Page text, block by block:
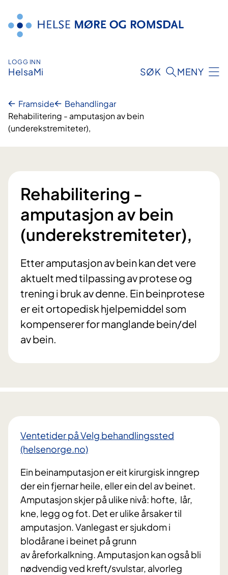
innhald
LOGG INN
HelsaMi SØK MENY
Framside
Behandlingar
Rehabilitering - amputasjon av bein
(underekstremiteter),
Rehabilitering -
amputasjon av bein
(underekstremiteter),
Etter amputasjon av bein kan det vere
aktuelt med tilpassing av protese og
trening i bruk av denne. Ein beinprotese
er eit ortopedisk hjelpemiddel som
kompenserer for manglande bein/del
av bein.
Ventetider på Velg behandlingssted
(helsenorge.no)
Ein beinamputasjon er eit kirurgisk inngrep
der ein fjernar heile, eller ein del av beinet.
Amputasjon skjer på ulike nivå: hofte, lår,
kne, legg og fot. Det er ulike årsaker til
amputasjon. Vanlegast er sjukdom i
blodårane i beinet på grunn
av åreforkalkning. Amputasjon kan også bli
nødvendig ved kreft/svulstar, alvorleg